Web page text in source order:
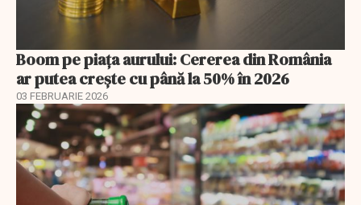
Boom pe piața aurului: Cererea din România
ar putea crește cu până la 50% în 2026
03 FEBRUARIE 2026